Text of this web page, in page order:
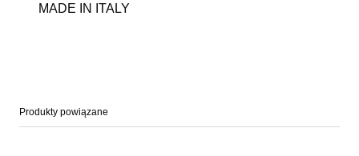
MADE IN ITALY
Produkty powiązane